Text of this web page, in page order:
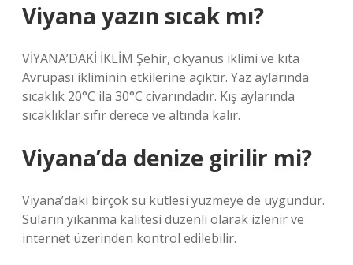
Viyana yazın sıcak mı?
VİYANA’DAKİ İKLİM Şehir, okyanus iklimi ve kıta
Avrupası ikliminin etkilerine açıktır. Yaz aylarında
sıcaklık 20°C ila 30°C civarındadır. Kış aylarında
sıcaklıklar sıfır derece ve altında kalır.
Viyana’da denize girilir mi?
Viyana’daki birçok su kütlesi yüzmeye de uygundur.
Suların yıkanma kalitesi düzenli olarak izlenir ve
internet üzerinden kontrol edilebilir.